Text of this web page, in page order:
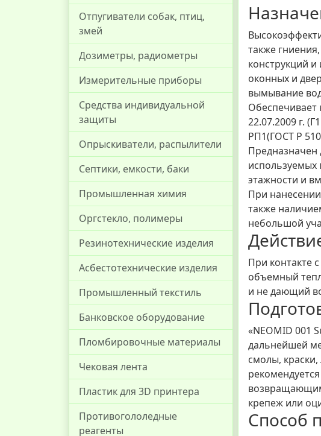
Отпугиватели собак, птиц,
змей
Дозиметры, радиометры
Измерительные приборы
Средства индивидуальной
защиты
Опрыскиватели, распылители
Септики, емкости, баки
Промышленная химия
Оргстекло, полимеры
Резинотехнические изделия
Асбестотехнические изделия
Промышленный текстиль
Банковское оборудование
Пломбировочные материалы
Чековая лента
Пластик для 3D принтера
Противогололедные
реагенты
также
конструкций и
оконных и
вымывание
Обеспечивает
22.07.2009 г.
РП1(ГОСТ Р
Предназначен
используемых
этажности и
При
также
небольшой
При контакте
объемный
и не дающий
«NEOMID 001
дальнейшей
смолы,
возвращающим
крепеж или
Способ